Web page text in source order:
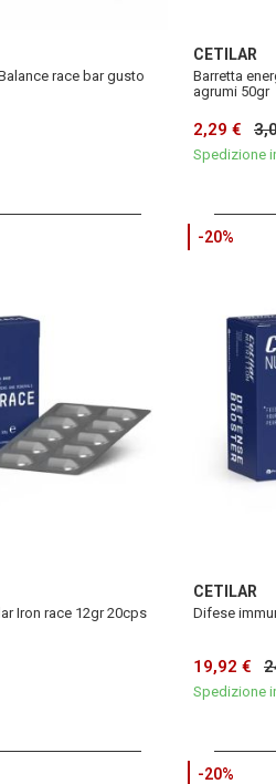
race bar gusto
CETILAR
Barretta
agrumi 50gr
2,29 €
Spedizione
Iron race 12gr 20cps
-20%
CETILAR
Difese
19,92 €
Spedizione
-20%